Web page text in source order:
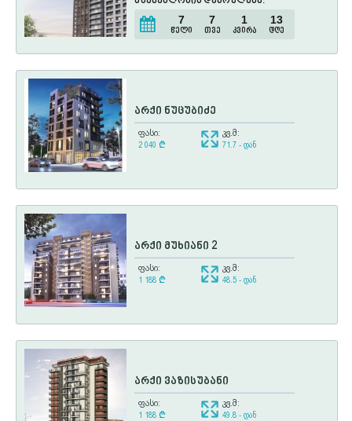
7 7 1 13
წელი თვე კვირა დღე
არქი ნუცუბიძე
ფასი:
2 040 ¢
კვ.მ:
71.7 - დან
არქი მუხიანი 2
ფასი:
1 188 ¢
კვ.მ:
48.5 - დან
არქი ვაზისუბანი
ფასი:
1 188 ¢
კვ.მ:
49.8 - დან